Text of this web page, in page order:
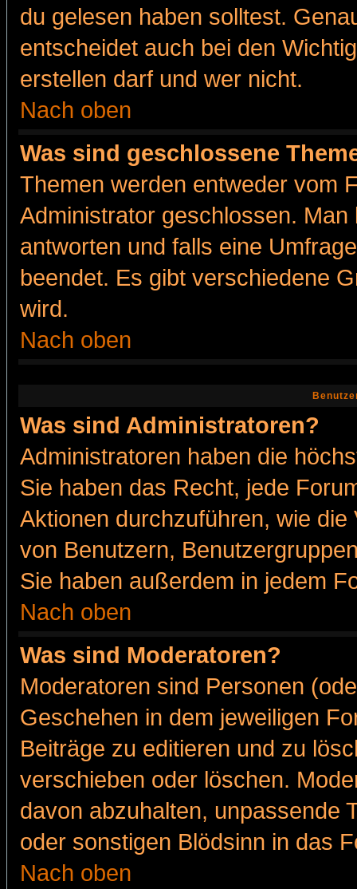
du gelesen haben solltest.
entscheidet auch bei den
erstellen darf und wer nicht.
Nach oben
Was sind geschlossene
Themen werden entweder vom
Administrator geschlossen.
antworten und falls eine
beendet. Es gibt verschiedene
wird.
Nach oben
Was sind Administratoren?
Administratoren haben die
Sie haben das Recht, jede
Aktionen durchzuführen, wie
von Benutzern,
Sie haben außerdem in jedem
Nach oben
Was sind Moderatoren?
Moderatoren sind Personen
Geschehen in dem jeweiligen
Beiträge zu editieren und zu
verschieben oder löschen.
davon abzuhalten, unpassende
oder sonstigen Blödsinn in das
Nach oben